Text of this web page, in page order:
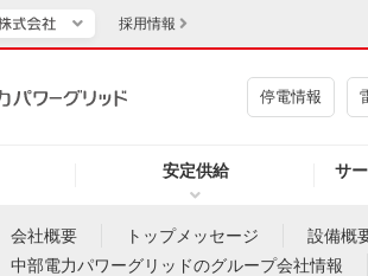
安定供給 サ
停電情報
持株会社
採用情報
会社概要 トップメッセージ 設備概
中部電力パワーグリッドのグループ会社情報